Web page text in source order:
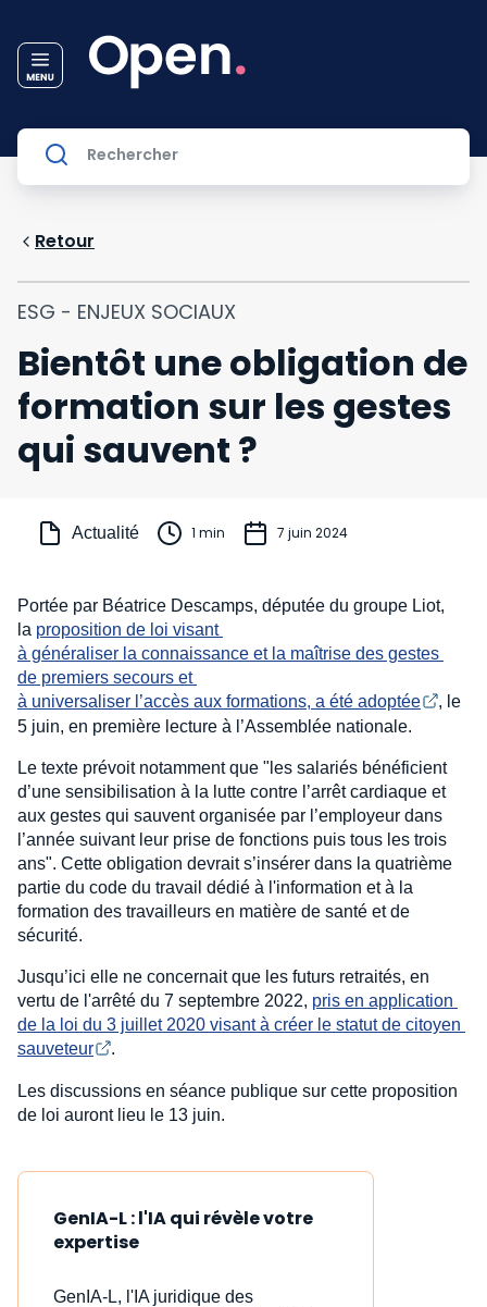
Retour
ESG - ENJEUX SOCIAUX
Bientôt une obligation de
formation sur les gestes
qui sauvent ?
Actualité 1 min 7 juin 2024
Portée par Béatrice Descamps, députée du groupe Liot,
la proposition de loi visant
à généraliser la connaissance et la maîtrise des gestes
de premiers secours et
à universaliser l’accès aux formations, a été adoptée
, le
5 juin, en première lecture à l’Assemblée nationale.
Le texte prévoit notamment que "les salariés bénéficient
d’une sensibilisation à la lutte contre l’arrêt cardiaque et
aux gestes qui sauvent organisée par l’employeur dans
l’année suivant leur prise de fonctions puis tous les trois
ans". Cette obligation devrait s’insérer dans la quatrième
partie du code du travail dédié à l'information et à la
formation des travailleurs en matière de santé et de
sécurité.
Jusqu’ici elle ne concernait que les futurs retraités, en
vertu de l'arrêté du 7 septembre 2022, pris en application
de la loi du 3 juillet 2020 visant à créer le statut de citoyen
sauveteur
.
Les discussions en séance publique sur cette proposition
de loi auront lieu le 13 juin.
GenIA-L : l'IA qui révèle votre
expertise
GenIA-L, l'IA juridique des